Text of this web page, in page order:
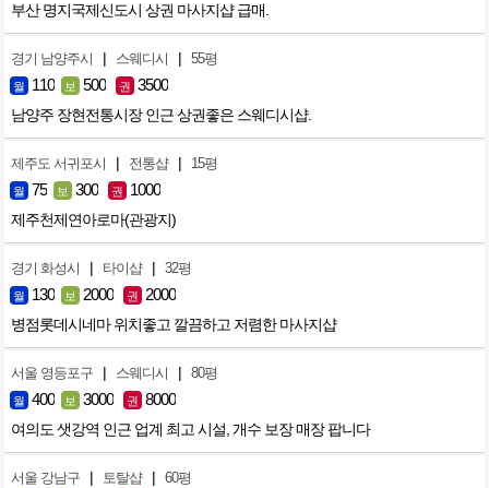
부산 명지국제신도시 상권 마사지샵 급매.
경기 남양주시 | 스웨디시 | 55평
월 110 보 500 권 3500
남양주 장현전통시장 인근 상권좋은 스웨디시샵.
제주도 서귀포시 | 전통샵 | 15평
월 75 보 300 권 1000
제주천제연아로마(관광지)
경기 화성시 | 타이샵 | 32평
월 130 보 2000 권 2000
병점롯데시네마 위치좋고 깔끔하고 저렴한 마사지샵
서울 영등포구 | 스웨디시 | 80평
월 400 보 3000 권 8000
여의도 샛강역 인근 업계 최고 시설, 개수 보장 매장 팝니다
서울 강남구 | 토탈샵 | 60평